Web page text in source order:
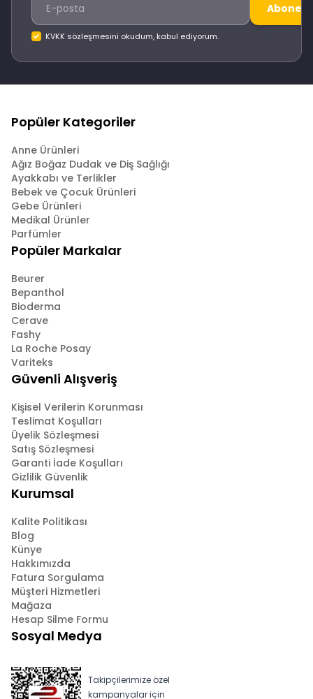
Abone
KVKK sözleşmesini okudum, kabul ediyorum.
Popüler Kategoriler
Anne Ürünleri
Ağız Boğaz Dudak ve Diş Sağlığı
Ayakkabı ve Terlikler
Bebek ve Çocuk Ürünleri
Gebe Ürünleri
Medikal Ürünler
Parfümler
Popüler Markalar
Beurer
Bepanthol
Bioderma
Cerave
Fashy
La Roche Posay
Variteks
Güvenli Alışveriş
Kişisel Verilerin Korunması
Teslimat Koşulları
Üyelik Sözleşmesi
Satış Sözleşmesi
Garanti İade Koşulları
Gizlilik Güvenlik
Kurumsal
Kalite Politikası
Blog
Künye
Hakkımızda
Fatura Sorgulama
Müşteri Hizmetleri
Mağaza
Hesap Silme Formu
Sosyal Medya
Takipçilerimize özel
kampanyalar için